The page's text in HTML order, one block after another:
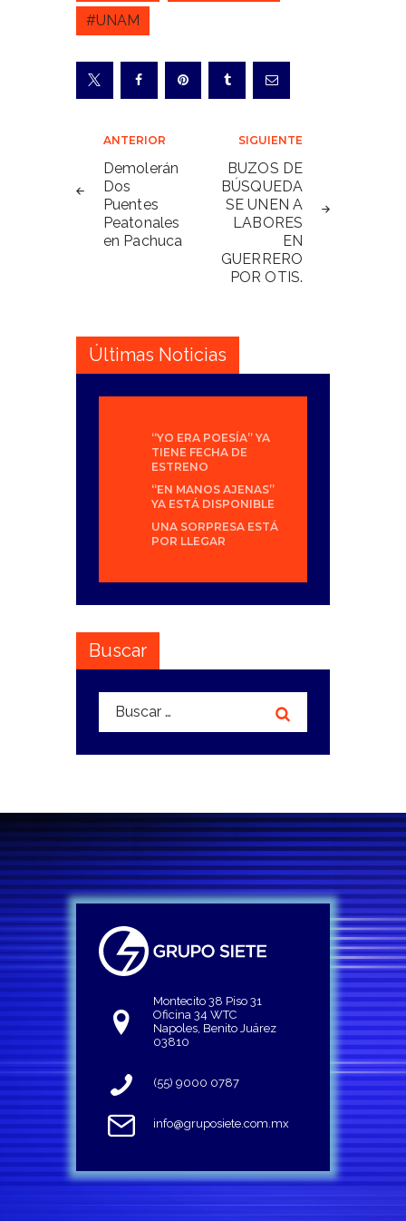
#UNAM
Navegación
de
entradas
ANTERIOR
Demolerán
Dos
Puentes
Peatonales
en Pachuca
SIGUIENTE
BUZOS DE
BÚSQUEDA
SE UNEN A
LABORES
EN
GUERRERO
POR OTIS.
Últimas Noticias
“YO ERA POESÍA” YA
TIENE FECHA DE
ESTRENO
“EN MANOS AJENAS”
YA ESTÁ DISPONIBLE
UNA SORPRESA ESTÁ
POR LLEGAR
Buscar
Buscar:
Montecito 38 Piso 31
Oficina 34 WTC
Napoles, Benito Juárez
03810
(55) 9000 0787
info@gruposiete.com.mx